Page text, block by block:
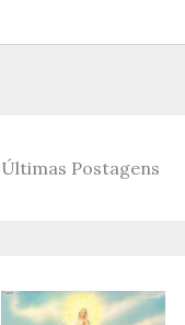
Últimas Postagens